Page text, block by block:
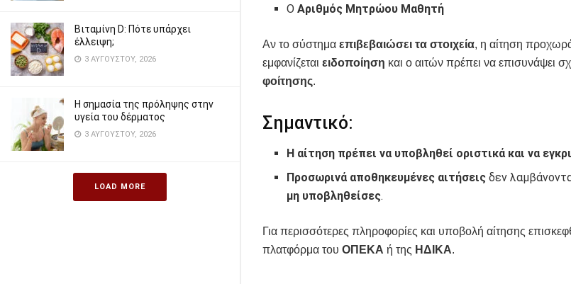
Βιταμίνη D: Πότε υπάρχει
έλλειψη;
3 ΑΥΓΟΎΣΤΟΥ, 2026
Η σημασία της πρόληψης στην
υγεία του δέρματος
3 ΑΥΓΟΎΣΤΟΥ, 2026
LOAD MORE
ΟΑριθμός Μητρώου Μαθητή
Αν το σύστημα επιβεβαιώσει τα στοιχεία, η αίτηση
εμφανίζεται ειδοποίηση και ο αιτών πρέπει να επισυνάψει
φοίτησης.
Σημαντικό:
Η αίτηση πρέπει να υποβληθεί οριστικά και να
Προσωρινά αποθηκευμένες αιτήσεις δεν
μη υποβληθείσες.
Για περισσότερες πληροφορίες και υποβολή αίτησης
πλατφόρμα του ΟΠΕΚΑ ή της ΗΔΙΚΑ.